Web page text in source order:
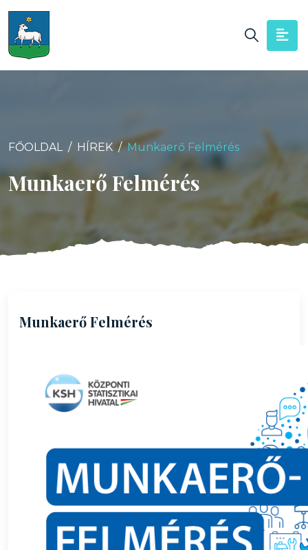
FŐOLDAL HÍREK Munkaerő Felmérés
Munkaerő Felmérés
Munkaerő Felmérés